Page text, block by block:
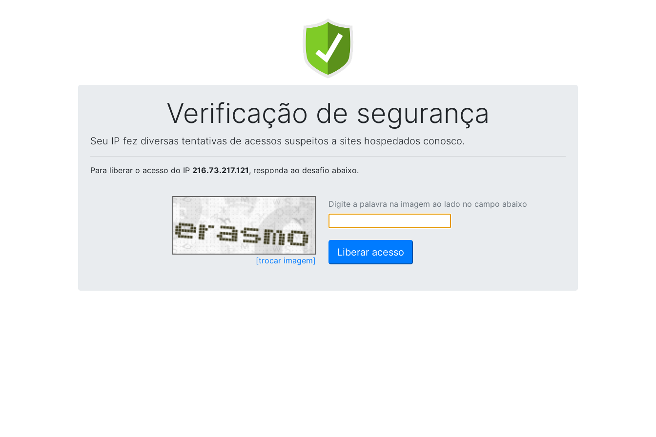
Verificação de segurança
Seu IP fez diversas tentativas de acessos suspeitos a sites hospedados conosco.
Para liberar o acesso do IP 216.73.217.121, responda ao desafio abaixo.
[trocar imagem]
Digite a palavra na imagem ao lado no campo abaixo